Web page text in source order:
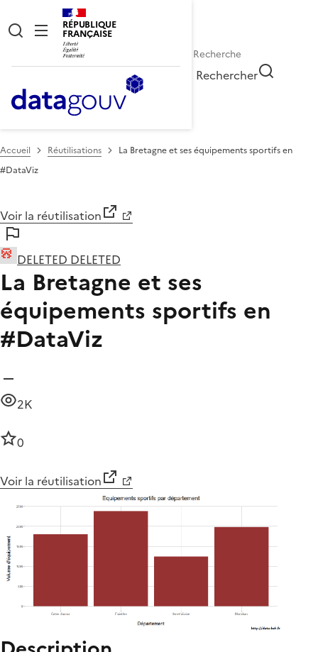
RÉPUBLIQUE
FRANÇAISE
Rechercher
Accueil Réutilisations
La Bretagne et ses équipements sportifs en
#DataViz
Voir la réutilisation
DELETED DELETED
La Bretagne et ses
équipements sportifs en
#DataViz
2K
0
Voir la réutilisation